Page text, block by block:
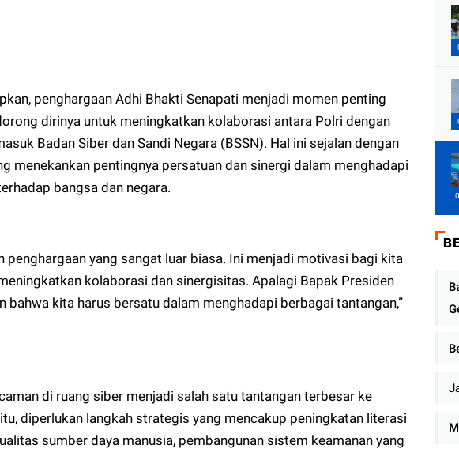
penghargaan Adhi Bhakti Senapati menjadi momen penting
dirinya untuk meningkatkan kolaborasi antara Polri dengan
Badan Siber dan Sandi Negara (BSSN). Hal ini sejalan dengan
menekankan pentingnya persatuan dan sinergi dalam menghadapi
bangsa dan negara.
penghargaan yang sangat luar biasa. Ini menjadi motivasi bagi kita
kolaborasi dan sinergisitas. Apalagi Bapak Presiden
bahwa kita harus bersatu dalam menghadapi berbagai tantangan,”
di ruang siber menjadi salah satu tantangan terbesar ke
diperlukan langkah strategis yang mencakup peningkatan literasi
sumber daya manusia, pembangunan sistem keamanan yang